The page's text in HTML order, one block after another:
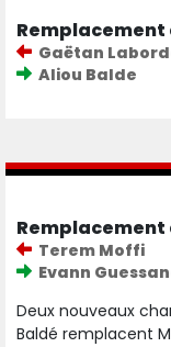
Remplacement
Gaëtan
Aliou Balde
Remplacement
Terem Moffi
Evann
Deux nouveaux
Baldé remplacent